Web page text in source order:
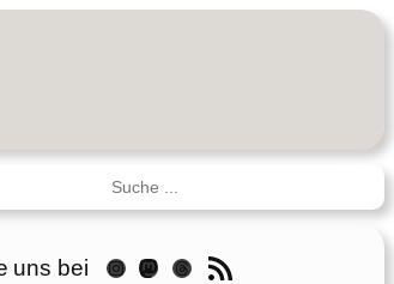
Suchen
uns bei Instagram Mastodon Threads RSS-Feed